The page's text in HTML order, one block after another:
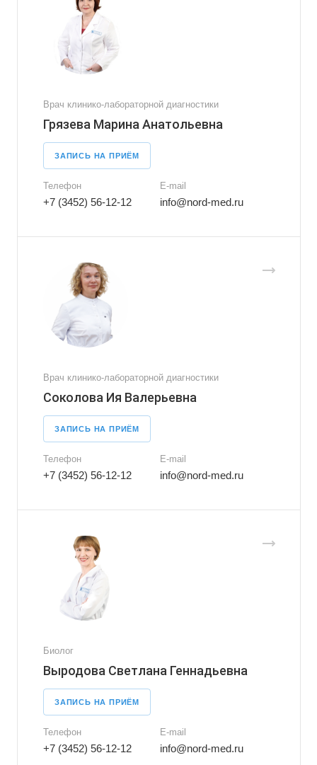
Врач клинико-лабораторной диагностики
Грязева Марина Анатольевна
ЗАПИСЬ НА ПРИЁМ
Телефон
+7 (3452) 56-12-12
E-mail
info@nord-med.ru
Врач клинико-лабораторной диагностики
Соколова Ия Валерьевна
ЗАПИСЬ НА ПРИЁМ
Телефон
+7 (3452) 56-12-12
E-mail
info@nord-med.ru
Биолог
Выродова Светлана Геннадьевна
ЗАПИСЬ НА ПРИЁМ
Телефон
+7 (3452) 56-12-12
E-mail
info@nord-med.ru